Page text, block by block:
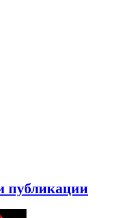
публикации